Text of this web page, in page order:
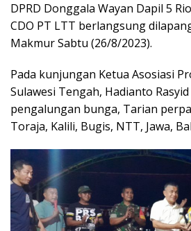
DPRD Donggala Wayan Dapil 5
CDO PT LTT berlangsung
Makmur Sabtu (26/8/2023).
Pada kunjungan Ketua Asosiasi
Sulawesi Tengah, Hadianto
pengalungan bunga, Tarian
Toraja, Kalili, Bugis, NTT, Jawa,